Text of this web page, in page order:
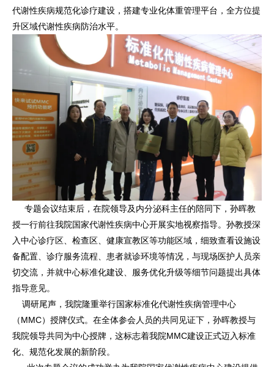
代谢性疾病规范化诊疗建设，搭建专业化体重管理平台，全方位提
升区域代谢性疾病防治水平。
专题会议结束后，在院领导及内分泌科主任的陪同下，孙晖教
授一行前往我院国家代谢性疾病中心开展实地视察指导。孙教授深
入中心诊疗区、检查区、健康宣教区等功能区域，细致查看设施设
备配置、诊疗服务流程、患者就诊环境等情况，与现场医护人员亲
切交流，并就中心标准化建设、服务优化升级等细节问题提出具体
指导意见。
调研尾声，我院隆重举行国家标准化代谢性疾病管理中心
（MMC）授牌仪式。在全体参会人员的共同见证下，孙晖教授与
我院领导共同为中心授牌，这标志着我院MMC建设正式迈入标准
化、规范化发展的新阶段。